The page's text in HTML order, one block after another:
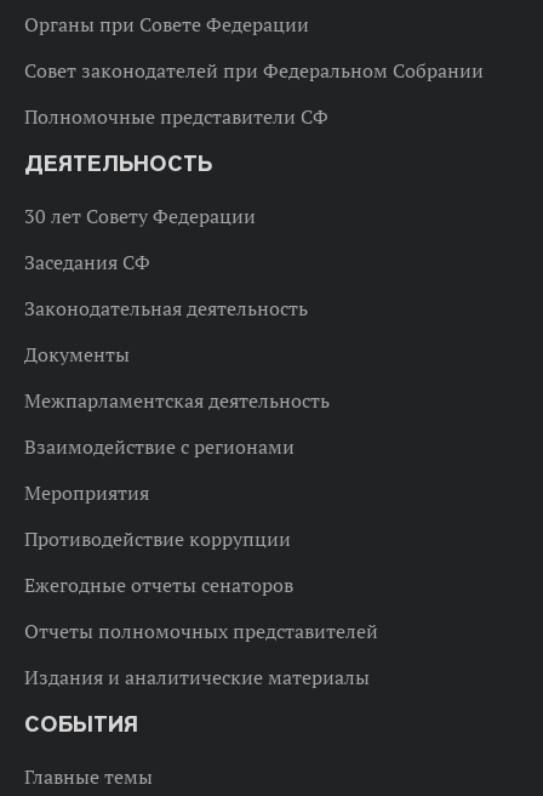
Органы при Совете Федерации
Совет законодателей при Федеральном Собрании
Полномочные представители СФ
ДЕЯТЕЛЬНОСТЬ
30 лет Совету Федерации
Заседания СФ
Законодательная деятельность
Документы
Межпарламентская деятельность
Взаимодействие с регионами
Мероприятия
Противодействие коррупции
Ежегодные отчеты сенаторов
Отчеты полномочных представителей
Издания и аналитические материалы
СОБЫТИЯ
Главные темы